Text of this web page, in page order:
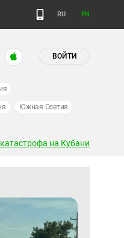
RU EN
ВОЙТИ
Южная Осетия
на Кубани